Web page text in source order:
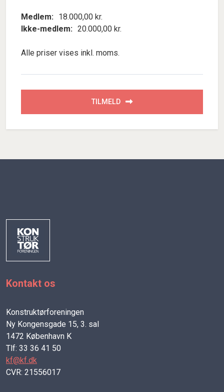
Medlem:
18.000,00 kr.
Ikke-medlem: 20.000,00 kr.
Alle priser vises inkl. moms.
TILMELD
Kontakt os
Konstruktørforeningen
Ny Kongensgade 15, 3. sal
1472 København K
Tlf: 33 36 41 50
kf@kf.dk
CVR: 21556017